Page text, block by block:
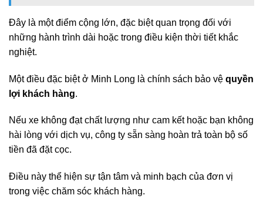
Đây là một điểm cộng lớn, đặc biệt quan trọng đối với
những hành trình dài hoặc trong điều kiện thời tiết khắc
nghiệt.
Một điều đặc biệt ở Minh Long là chính sách bảo vệ quyền
lợi khách hàng.
Nếu xe không đạt chất lượng như cam kết hoặc bạn không
hài lòng với dịch vụ, công ty sẵn sàng hoàn trả toàn bộ số
tiền đã đặt cọc.
Điều này thể hiện sự tận tâm và minh bạch của đơn vị
trong việc chăm sóc khách hàng.